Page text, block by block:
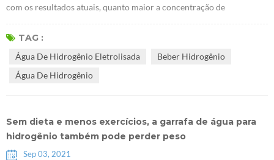
com os resultados atuais, quanto maior a concentração de
hidrogênio, mais significativos são os efeitos na melhora da doença.é
necessário enfatizar que beber hidrogênio deve ser um método de
cuidado com a saúde, e então alta concentração de água hidrogênio, é
indicador c...
TAG :
Água De Hidrogênio Eletrolisada
Beber Hidrogênio
Água De Hidrogênio
Sem dieta e menos exercícios, a garrafa de água para
hidrogênio também pode perder peso
Sep 03, 2021